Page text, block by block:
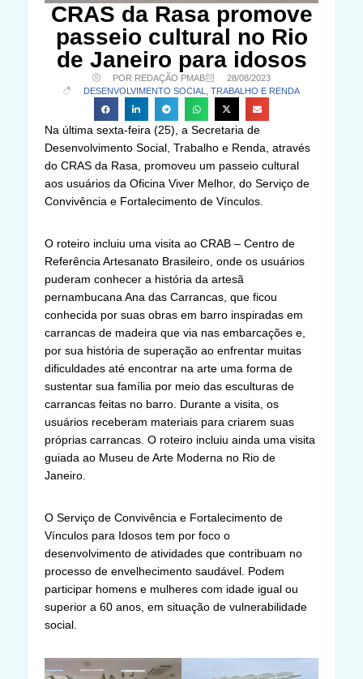
CRAS da Rasa promove
passeio cultural no Rio
de Janeiro para idosos
POR REDAÇÃO PMAB
28/08/2023
DESENVOLVIMENTO SOCIAL, TRABALHO E RENDA
Na última sexta-feira (25), a Secretaria de
Desenvolvimento Social, Trabalho e Renda, através
do CRAS da Rasa, promoveu um passeio cultural
aos usuários da Oficina Viver Melhor, do Serviço de
Convivência e Fortalecimento de Vínculos.
O roteiro incluiu uma visita ao CRAB – Centro de
Referência Artesanato Brasileiro, onde os usuários
puderam conhecer a história da artesã
pernambucana Ana das Carrancas, que ficou
conhecida por suas obras em barro inspiradas em
carrancas de madeira que via nas embarcações e,
por sua história de superação ao enfrentar muitas
dificuldades até encontrar na arte uma forma de
sustentar sua família por meio das esculturas de
carrancas feitas no barro. Durante a visita, os
usuários receberam materiais para criarem suas
próprias carrancas. O roteiro incluiu ainda uma visita
guiada ao Museu de Arte Moderna no Rio de
Janeiro.
O Serviço de Convivência e Fortalecimento de
Vínculos para Idosos tem por foco o
desenvolvimento de atividades que contribuam no
processo de envelhecimento saudável. Podem
participar homens e mulheres com idade igual ou
superior a 60 anos, em situação de vulnerabilidade
social.